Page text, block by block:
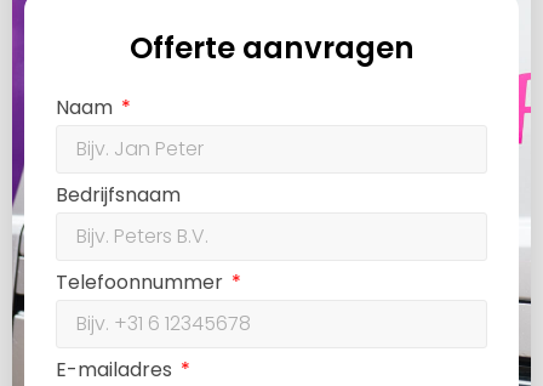
Offerte aanvragen
Naam
Bedrijfsnaam
Telefoonnummer
E-mailadres